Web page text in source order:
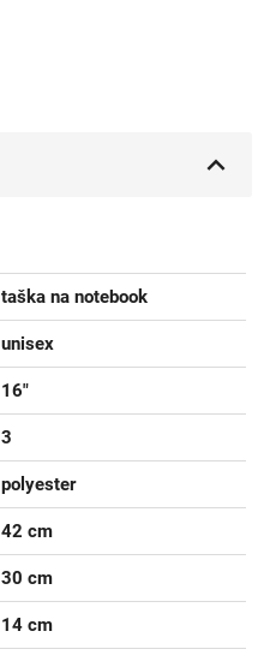
taška na notebook
unisex
16"
3
polyester
42 cm
30 cm
14 cm